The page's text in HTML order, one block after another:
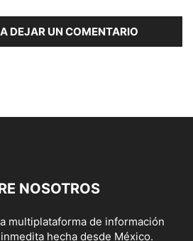
DEJAR UN COMENTARIO
NOSOTROS
multiplataforma de información
hecha desde México.